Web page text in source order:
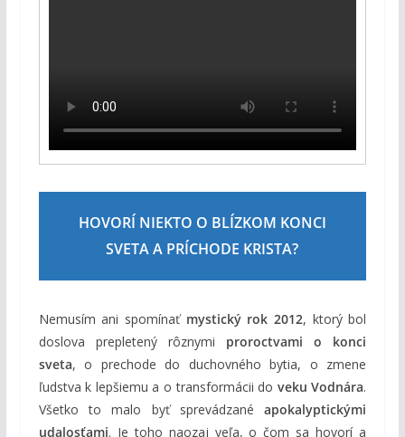
HOVORÍ NIEKTO O BLÍZKOM KONCI
SVETA A PRÍCHODE KRISTA?
Nemusím ani spomínať mystický rok 2012, ktorý bol
doslova prepletený rôznymi proroctvami o konci
sveta, o prechode do duchovného bytia, o zmene
ľudstva k lepšiemu a o transformácii do veku Vodnára.
Všetko to malo byť sprevádzanéapokalyptickými
udalosťami. Je toho naozaj veľa, o čom sa hovorí a